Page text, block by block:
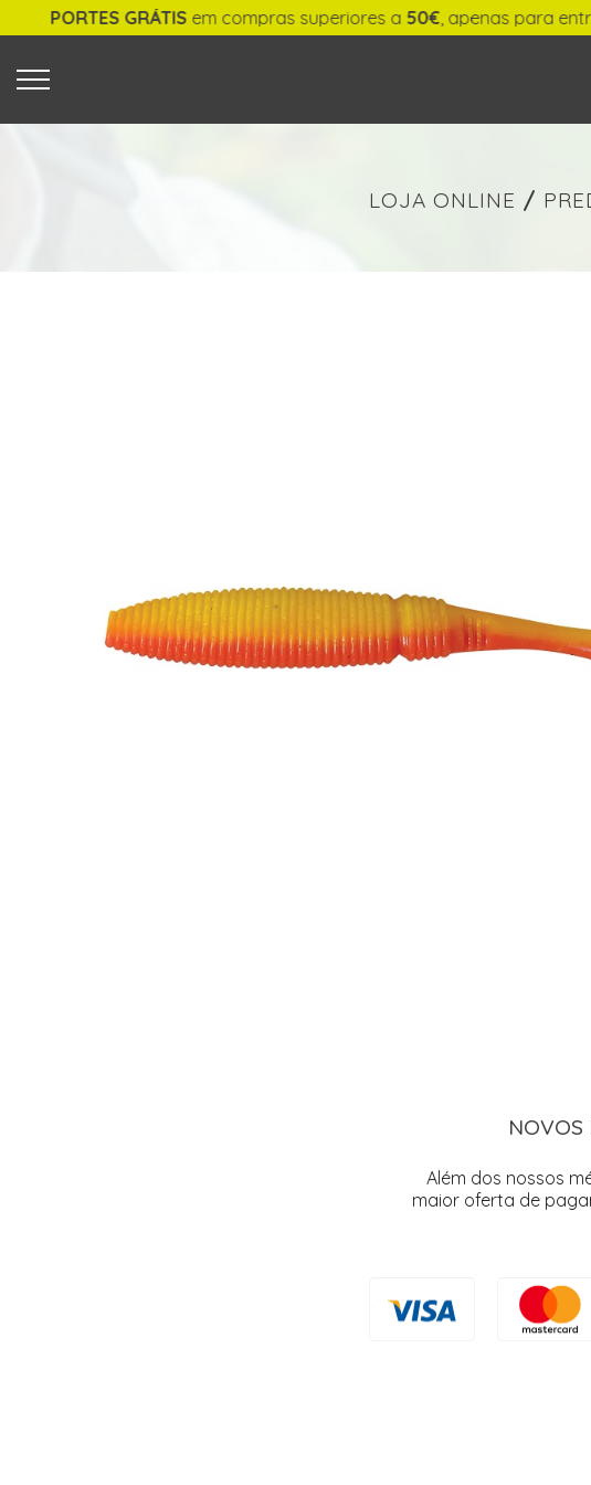
O QUE PROCURA?
PORTES GRÁTISem compras superiores a50€, apenas para
LOJA ONLINE /
NOVOS
Além dos nossos
maior oferta de